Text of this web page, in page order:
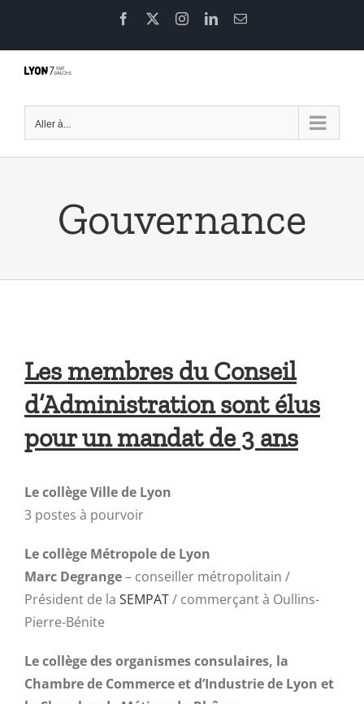
contenu
Facebook InstagramLinkedInEmail
Aller à...
Gouvernance
Les membres du Conseil
d’Administration sont élus
pour un mandat de 3 ans
Le collège Ville de Lyon
3 postes à pourvoir
Le collège Métropole de Lyon
Marc Degrange– conseiller métropolitain /
Président de la SEMPAT/ commerçant à Oullins-
Pierre-Bénite
Le collège des organismes consulaires, la
Chambre de Commerce et d’Industrie de Lyon et